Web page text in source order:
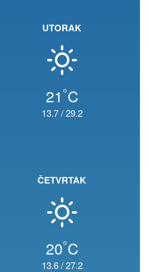
UTORAK
21 °C
13.7/29.2
ČETVRTAK
20°C
13.6/27.2